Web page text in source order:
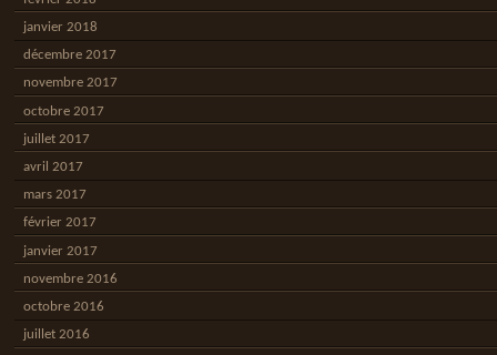
janvier 2018
décembre 2017
novembre 2017
octobre 2017
juillet 2017
avril 2017
mars 2017
février 2017
janvier 2017
novembre 2016
octobre 2016
juillet 2016